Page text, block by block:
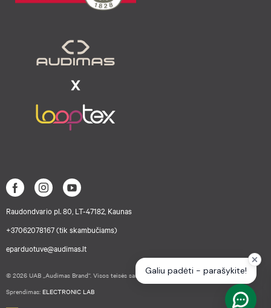
Raudondvario pl. 80, LT-47182, Kaunas
+37062078167 (tik skambučiams)
eparduotuve@audimas.lt
© 2026 UAB „Audimas Brand“. Visos teisės saugomos.
Sprendimas: ELECTRONIC LAB